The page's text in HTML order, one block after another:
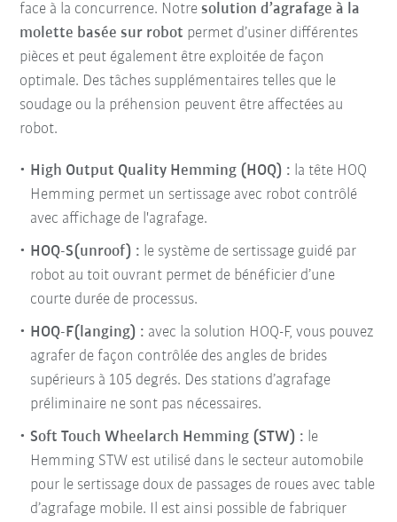
face à la concurrence. Notresolution d’agrafage à la
molette basée sur robot permet d’usiner différentes
pièces et peut également être exploitée de façon
optimale. Des tâches supplémentaires telles que le
soudage ou la préhension peuvent être affectées au
robot.
High Output Quality Hemming (HOQ) : la tête HOQ
Hemming permet un sertissage avec robot contrôlé
avec affichage de l'agrafage.
HOQ-S(unroof) : le système de sertissage guidé par
robot au toit ouvrant permet de bénéficier d’une
courte durée de processus.
HOQ-F(langing) : avec la solution HOQ-F, vous pouvez
agrafer de façon contrôlée des angles de brides
supérieurs à 105 degrés. Des stations d’agrafage
préliminaire ne sont pas nécessaires.
Soft Touch Wheelarch Hemming (STW) : le
Hemming STW est utilisé dans le secteur automobile
pour le sertissage doux de passages de roues avec table
d’agrafage mobile. Il est ainsi possible de fabriquer